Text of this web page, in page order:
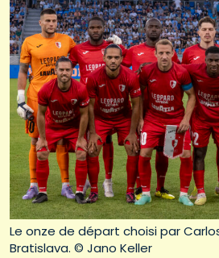
Le onze de départ choisi par
Bratislava. © Jano Keller